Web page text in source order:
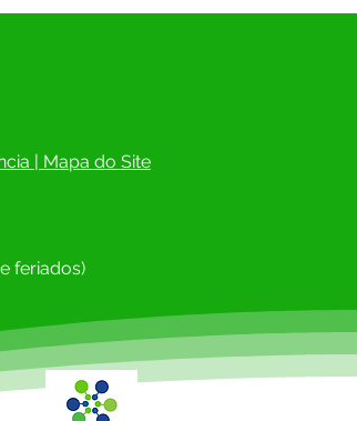
Mapa do Site
feriados)